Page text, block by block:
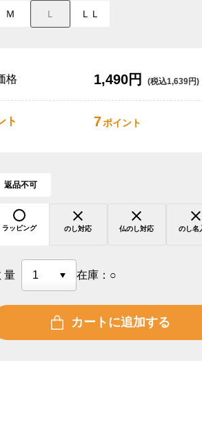
Ｍ Ｌ ＬＬ
格 1,490円 (税込1,639円)
ト 7ポイント
返品不可
ラッピング のし対応 仏のし対応 のし名
量 在庫： ○
カートに追加する